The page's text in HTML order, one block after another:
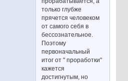
только глубже
прячется человеком
от самого себя в
бессознательное.
Поэтому
первоначальный
итог от " проработки"
кажется
достигнутым, но